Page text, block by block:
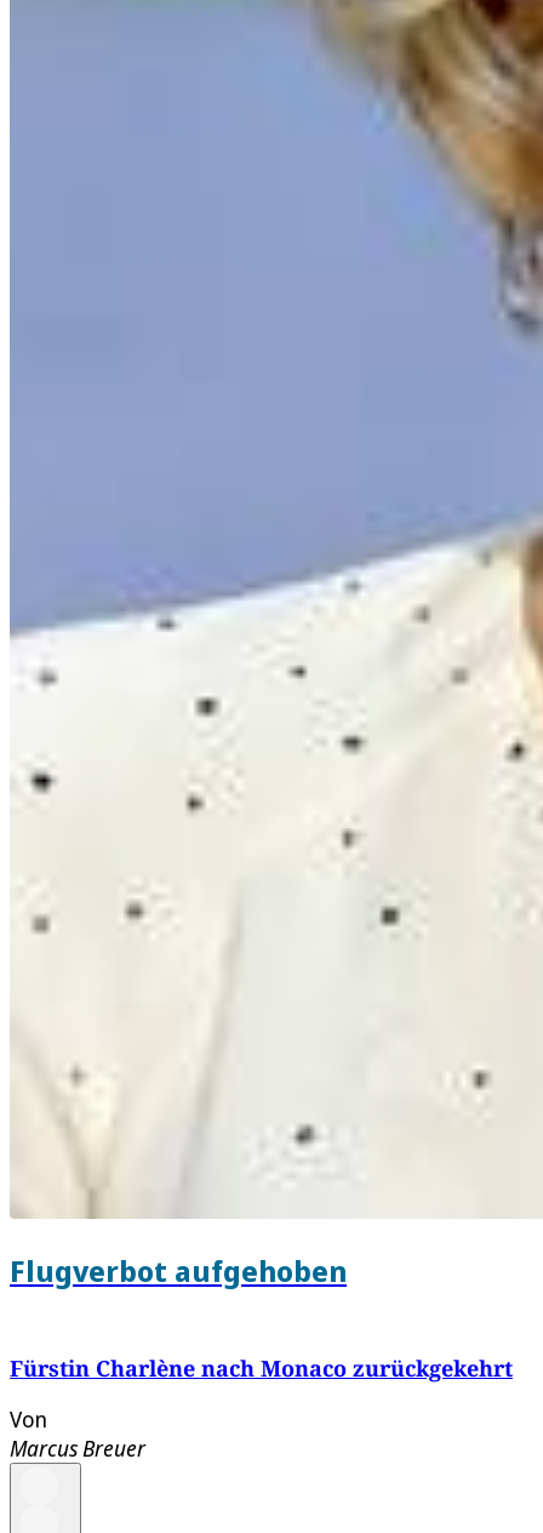
Flugverbot aufgehoben
Fürstin Charlène nach Monaco zurückgekehrt
Von
Marcus Breuer